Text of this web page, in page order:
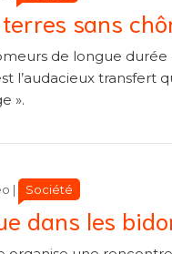
sans
de longue durée
l’audacieux transfert
».
dans les
Catégories
Catégories
Société